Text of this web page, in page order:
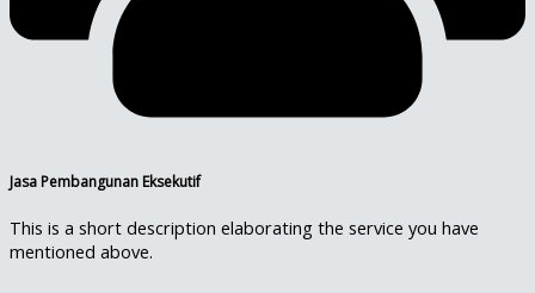
Jasa Pembangunan Eksekutif
This is a short description elaborating the service you have
mentioned above.​